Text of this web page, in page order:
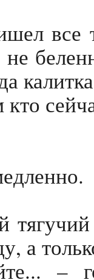
все
не
а
–